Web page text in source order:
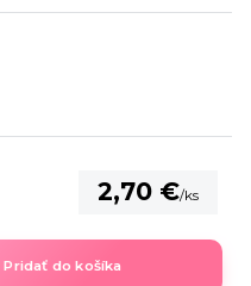
2,70 €/ks
Pridať do košíka